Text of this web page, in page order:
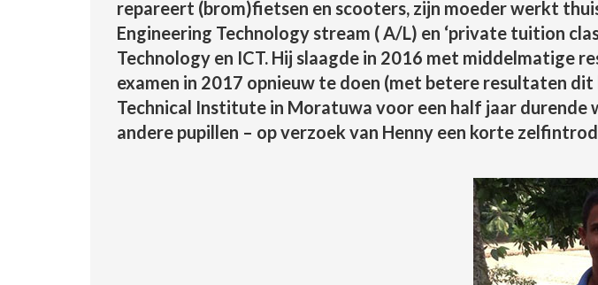
repareert (brom)fietsen en scooters, zijn moeder werkt
Engineering Technology stream ( A/L) en ‘private tuition
Technology en ICT. Hij slaagde in 2016 met middelmatige
examen in 2017 opnieuw te doen (met betere resultaten
Technical Institute in Moratuwa voor een half jaar durende
andere pupillen – op verzoek van Henny een korte